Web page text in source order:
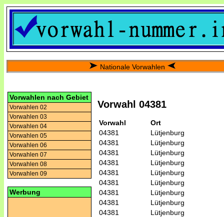
Nationale Vorwahlen
Vorwahlen nach Gebiet
Vorwahlen 02
Vorwahlen 03
Vorwahlen 04
Vorwahlen 05
Vorwahlen 06
Vorwahlen 07
Vorwahlen 08
Vorwahlen 09
Werbung
Vorwahl 04381
Vorwahl
Ort
04381
Lütjenburg
04381
Lütjenburg
04381
Lütjenburg
04381
Lütjenburg
04381
Lütjenburg
04381
Lütjenburg
04381
Lütjenburg
04381
Lütjenburg
04381
Lütjenburg